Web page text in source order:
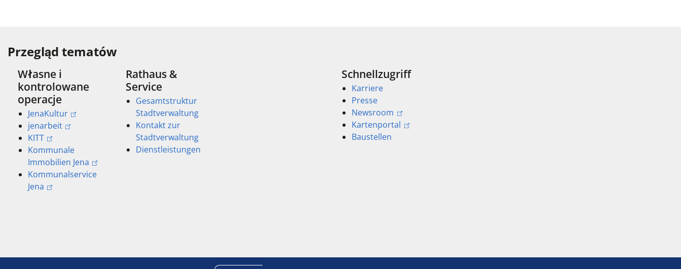
Przegląd tematów
Własne i
kontrolowane
operacje
JenaKultur
jenarbeit
KITT
Kommunale
Immobilien Jena
Kommunalservice
Jena
Rathaus &
Service
Gesamtstruktur
Stadtverwaltung
Kontakt zur
Stadtverwaltung
Dienstleistungen
Schnellzugriff
Karriere
Presse
Newsroom
Kartenportal
Baustellen